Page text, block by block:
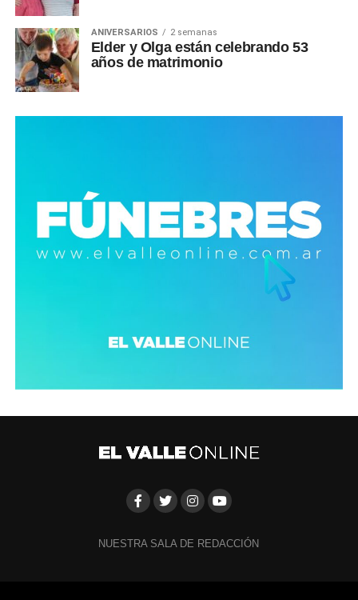
ANIVERSARIOS 2 semanas
Elder y Olga están celebrando 53
años de matrimonio
NUESTRA SALA DE REDACCIÓN